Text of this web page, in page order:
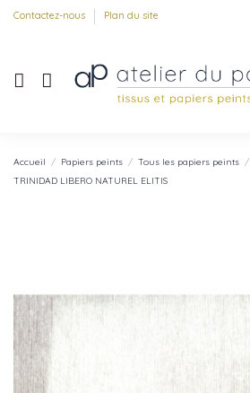
Contactez-nous Plan du site
Accueil Papiers peints Tous les papiers peints
TRINIDAD LIBERO NATUREL ELITIS